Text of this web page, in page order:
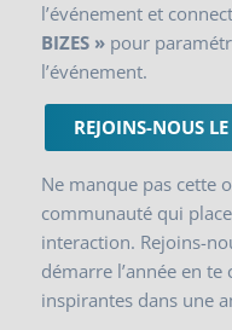
l’événement et
BIZES » pour
l’événement.
REJOINS-NOUS
Ne manque pas cette
communauté qui
interaction. Rejoins-
démarre l’année en
inspirantes dans une